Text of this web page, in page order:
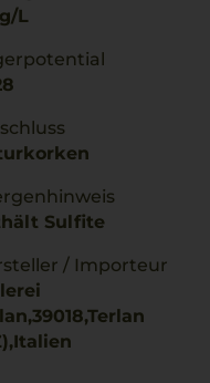
L
Sulfite
/ Importeur